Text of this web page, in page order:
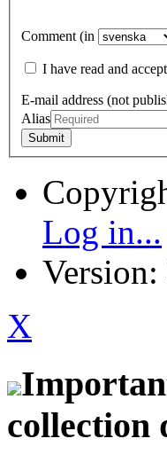
Comment (in
I have read and
E-mail address (not
Alias
Log in...
Version:
X
collection